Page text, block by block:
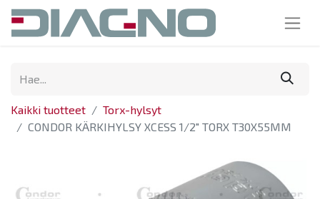
Kaikki tuotteet
Torx-hylsyt
CONDOR KÄRKIHYLSY XCESS 1/2" TORX T30X55MM